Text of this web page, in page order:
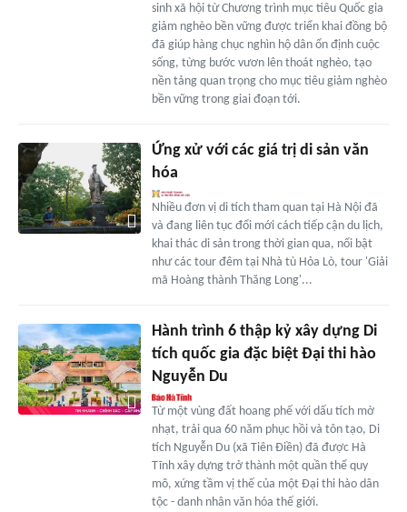
sinh xã hội từ Chương trình mục tiêu Quốc gia
giảm nghèo bền vững được triển khai đồng bộ
đã giúp hàng chục nghìn hộ dân ổn định cuộc
sống, từng bước vươn lên thoát nghèo, tạo
nền tảng quan trọng cho mục tiêu giảm nghèo
bền vững trong giai đoạn tới.
Ứng xử với các giá trị di sản văn
hóa
Nhiều đơn vị di tích tham quan tại Hà Nội đã
và đang liên tục đổi mới cách tiếp cận du lịch,
khai thác di sản trong thời gian qua, nổi bật
như các tour đêm tại Nhà tù Hỏa Lò, tour 'Giải
mã Hoàng thành Thăng Long'...
Hành trình 6 thập kỷ xây dựng Di
tích quốc gia đặc biệt Đại thi hào
Nguyễn Du
Từ một vùng đất hoang phế với dấu tích mờ
nhạt, trải qua 60 năm phục hồi và tôn tạo, Di
tích Nguyễn Du (xã Tiên Điền) đã được Hà
Tĩnh xây dựng trở thành một quần thể quy
mô, xứng tầm vị thế của một Đại thi hào dân
tộc - danh nhân văn hóa thế giới.